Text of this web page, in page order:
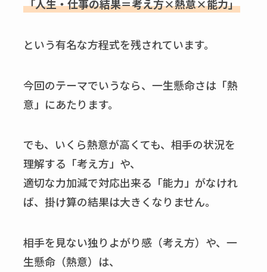
「人生・仕事の結果＝考え方×熱意×能力」
という有名な方程式を残されています。
今回のテーマでいうなら、一生懸命さは「熱
意」にあたります。
でも、いくら熱意が高くても、相手の状況を
理解する「考え方」や、
適切な力加減で対応出来る「能力」がなけれ
ば、掛け算の結果は大きくなりません。
相手を見ない独りよがり感（考え方）や、一
生懸命（熱意）は、